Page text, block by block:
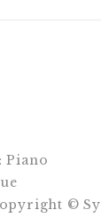
: Piano
©